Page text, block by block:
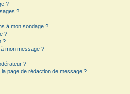
?
?
à mon sondage ?
?
?
mon message ?
?
page de rédaction de message ?